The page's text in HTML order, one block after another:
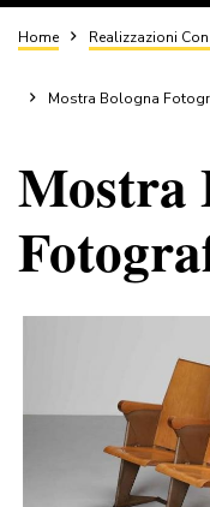
Briciole
di
pane
Home Realizzazioni
Mostra Bologna
Mostra